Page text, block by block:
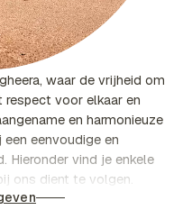
waar de vrijheid om
respect voor elkaar en
en harmonieuze
een eenvoudige en
Hieronder vind je enkele
ons dient te volgen.